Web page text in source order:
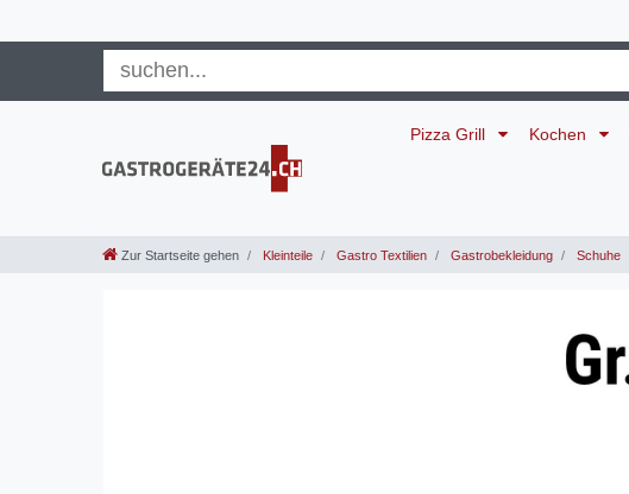
Pizza Grill Kochen
Zur Startseite gehen Kleinteile Gastro Textilien Gastrobekleidung Schuhe